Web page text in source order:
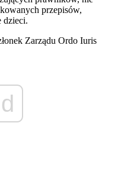
przepisów,
dzieci.
Zarządu Ordo Iuris